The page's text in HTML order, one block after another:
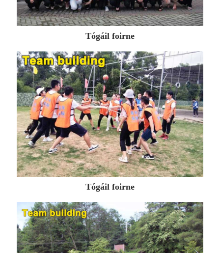
Tógáil foirne
Tógáil foirne